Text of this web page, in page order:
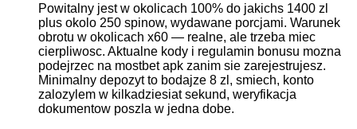
Powitalny jest w okolicach 100% do jakichs 1400 zl
plus okolo 250 spinow, wydawane porcjami. Warunek
obrotu w okolicach x60 — realne, ale trzeba miec
cierpliwosc. Aktualne kody i regulamin bonusu mozna
podejrzec na mostbet apk zanim sie zarejestrujesz.
Minimalny depozyt to bodajze 8 zl, smiech, konto
zalozylem w kilkadziesiat sekund, weryfikacja
dokumentow poszla w jedna dobe.